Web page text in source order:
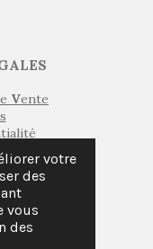
votre
des
vous
des
Vente